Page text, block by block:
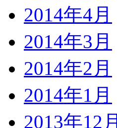
2014年4月
2014年3月
2014年2月
2014年1月
2013年12月